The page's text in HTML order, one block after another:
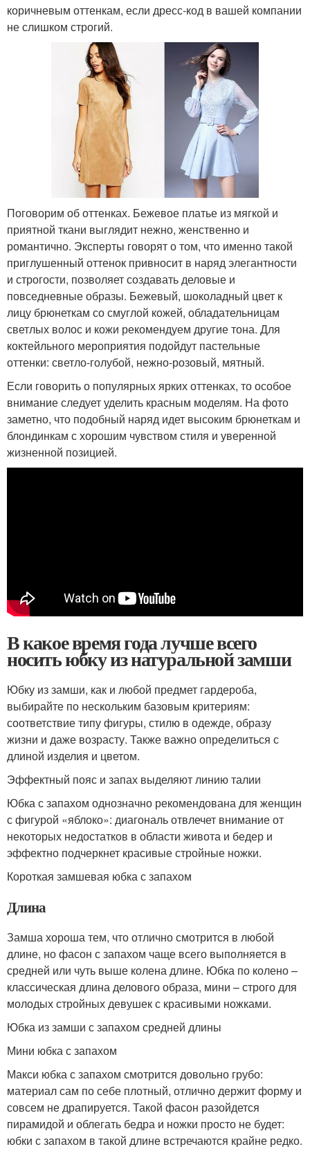
коричневым оттенкам, если дресс-код в вашей компании
не слишком строгий.
Поговорим об оттенках. Бежевое платье из мягкой и
приятной ткани выглядит нежно, женственно и
романтично. Эксперты говорят о том, что именно такой
приглушенный оттенок привносит в наряд элегантности
и строгости, позволяет создавать деловые и
повседневные образы. Бежевый, шоколадный цвет к
лицу брюнеткам со смуглой кожей, обладательницам
светлых волос и кожи рекомендуем другие тона. Для
коктейльного мероприятия подойдут пастельные
оттенки: светло-голубой, нежно-розовый, мятный.
Если говорить о популярных ярких оттенках, то особое
внимание следует уделить красным моделям. На фото
заметно, что подобный наряд идет высоким брюнеткам и
блондинкам с хорошим чувством стиля и уверенной
жизненной позицией.
В какое время года лучше всего
носить юбку из натуральной замши
Юбку из замши, как и любой предмет гардероба,
выбирайте по нескольким базовым критериям:
соответствие типу фигуры, стилю в одежде, образу
жизни и даже возрасту. Также важно определиться с
длиной изделия и цветом.
Эффектный пояс и запах выделяют линию талии
Юбка с запахом однозначно рекомендована для женщин
с фигурой «яблоко»: диагональ отвлечет внимание от
некоторых недостатков в области живота и бедер и
эффектно подчеркнет красивые стройные ножки.
Короткая замшевая юбка с запахом
Длина
Замша хороша тем, что отлично смотрится в любой
длине, но фасон с запахом чаще всего выполняется в
средней или чуть выше колена длине. Юбка по колено –
классическая длина делового образа, мини – строго для
молодых стройных девушек с красивыми ножками.
Юбка из замши с запахом средней длины
Мини юбка с запахом
Макси юбка с запахом смотрится довольно грубо:
материал сам по себе плотный, отлично держит форму и
совсем не драпируется. Такой фасон разойдется
пирамидой и облегать бедра и ножки просто не будет:
юбки с запахом в такой длине встречаются крайне редко.